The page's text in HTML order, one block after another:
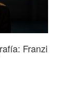
Franzi